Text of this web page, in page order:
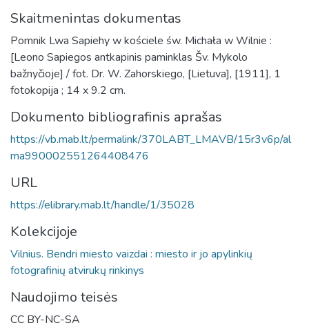
Skaitmenintas dokumentas
Pomnik Lwa Sapiehy w kościele św. Michała w Wilnie :
[Leono Sapiegos antkapinis paminklas Šv. Mykolo
bažnyčioje] / fot. Dr. W. Zahorskiego, [Lietuva], [1911], 1
fotokopija ; 14 x 9.2 cm.
Dokumento bibliografinis aprašas
https://vb.mab.lt/permalink/370LABT_LMAVB/15r3v6p/al
ma990002551264408476
URL
https://elibrary.mab.lt/handle/1/35028
Kolekcijoje
Vilnius. Bendri miesto vaizdai : miesto ir jo apylinkių
fotografinių atvirukų rinkinys
Naudojimo teisės
CC BY-NC-SA